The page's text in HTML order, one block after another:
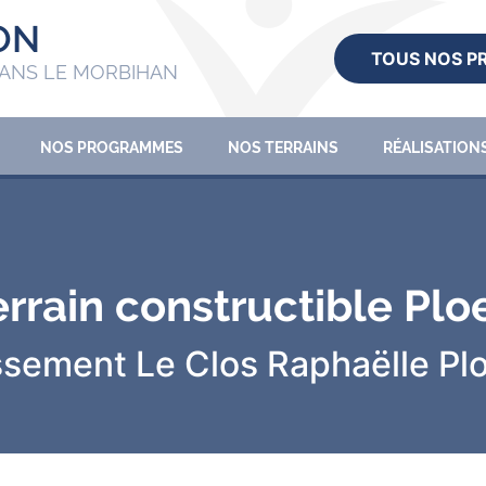
LE MORBIHAN
TOUS NOS
NOS PROGRAMMES NOS TERRAINS
constructible
Le Clos Raphaëlle